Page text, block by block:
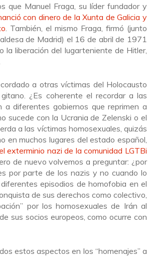
que Manuel Fraga, su líder fundador y
con dinero de la Xunta de Galicia y
. También, el mismo Fraga, firmó (junto
de Madrid) el 16 de abril de 1971
la liberación del lugarteniente de Hitler,
a otras víctimas del Holocausto
¿Es coherente el recordar a las
diferentes gobiernos que reprimen a
sucede con la Ucrania de Zelenski o el
a las víctimas homosexuales, quizás
en muchos lugares del estado español,
exterminio nazi de la comunidad LGTBi
de nuevo volvemos a preguntar: ¿por
por parte de los nazis y no cuando lo
episodios de homofobia en el
de sus derechos como colectivo,
por los homosexuales de Irán al
sus socios europeos, como ocurre con
estos aspectos en los “homenajes” a